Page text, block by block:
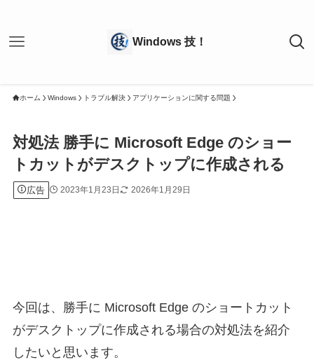
ホーム Windows トラブル解決 アプリケーションに関する問題
対処法 勝手に Microsoft Edge のショー
トカットがデスクトップに作成される
広告 2023年1月23日 2026年1月29日
今回は、勝手に Microsoft Edge のショートカット
がデスクトップに作成される場合の対処法を紹介
したいと思います。